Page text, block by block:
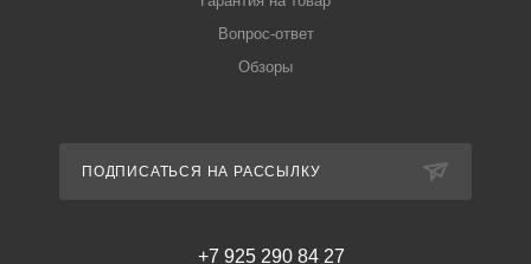
Вопрос-ответ
Обзоры
ПОДПИСАТЬСЯ НА РАССЫЛКУ
+7 925 290 84 27